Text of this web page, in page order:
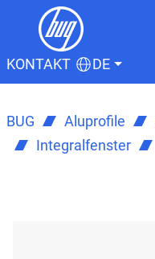
KONTAKT DE
BUG Aluprofile
Integralfenster